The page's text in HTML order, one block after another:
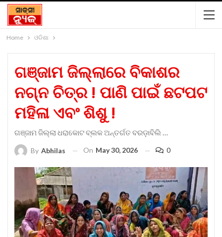
Home ଓଡିଶା
ଗଞ୍ଜାମ ଜିଲ୍ଲାରେ ବିକାଶର
ନଗ୍ନ ଚିତ୍ର ! ପାଣି ପାଇଁ ଛଟପଟ
ମହିଳା ଏବଂ ଶିଶୁ !
ଗଞ୍ଜାମ ଜିଲ୍ଲା ଧରାକୋଟ ବ୍ଲକ ଅନ୍ତର୍ଗତ ବରଡ଼ାବିଲି …
By Abhilas On May 30, 2026 0